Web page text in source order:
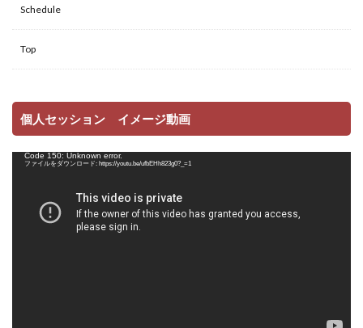
Schedule
Top
個人セッション イメージ動画
動 Code 150: Unknown error.
ファイルをダウンロード: https://youtu.be/ufbEHh823g0?_=1